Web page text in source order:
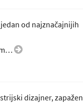
od najznačajnijih
dizajner,